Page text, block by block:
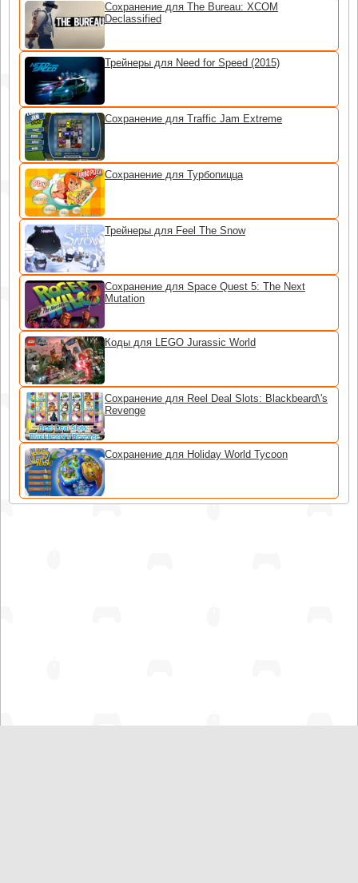
Сохранение для The Bureau: XCOM
Declassified
Трейнеры для Need for Speed (2015)
Сохранение для Traffic Jam Extreme
Сохранение для Турбопицца
Трейнеры для Feel The Snow
Сохранение для Space Quest 5: The Next
Mutation
Коды для LEGO Jurassic World
Сохранение для Reel Deal Slots: Blackbeard\'s
Revenge
Сохранение для Holiday World Tycoon